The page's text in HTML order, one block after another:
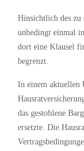
Hinsichtlich des zu
unbedingt einmal
dort eine Klausel
begrenzt.
In einem aktuellen
das gestohlene
ersetzte. Die